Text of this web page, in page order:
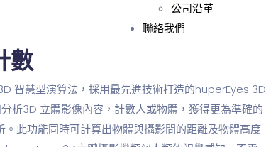
公司沿革
聯絡我們
數
智慧型演算法，採用最先進技術打造的huperEyes 3D
3D 立體影像內容，計數人或物體，獲得更為準確的
此功能同時可計算出物體與攝影間的距離及物體高度